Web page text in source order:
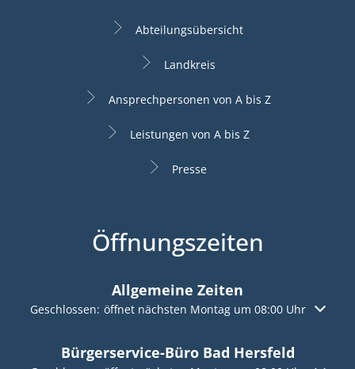
Abteilungsübersicht
Landkreis
Ansprechpersonen von A bis Z
Leistungen von A bis Z
Presse
Öffnungszeiten
Allgemeine Zeiten
Klicken, um weitere Öffnungs- oder Schließzeiten
Geschlossen: öffnet nächsten Montag um 08:00 Uhr
Bürgerservice-Büro Bad Hersfeld